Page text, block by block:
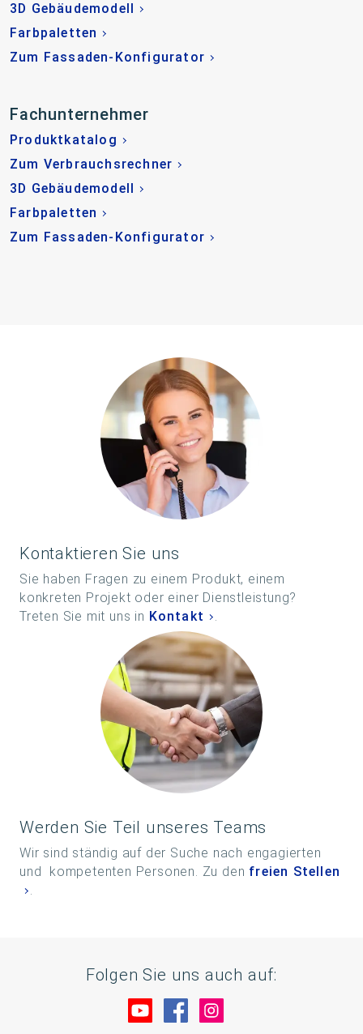
3D Gebäudemodell
Farbpaletten
Zum Fassaden-Konfigurator
Fachunternehmer
Produktkatalog
Zum Verbrauchsrechner
3D Gebäudemodell
Farbpaletten
Zum Fassaden-Konfigurator
Kontaktieren Sie uns
Sie haben Fragen zu einem Produkt, einem
konkreten Projekt oder einer Dienstleistung?
Treten Sie mit uns in Kontakt .
Werden Sie Teil unseres Teams
Wir sind ständig auf der Suche nach engagierten
und kompetenten Personen. Zu den freien Stellen
.
Folgen Sie uns auch auf:
Besuche uns auf YouTube
Besuche uns auf